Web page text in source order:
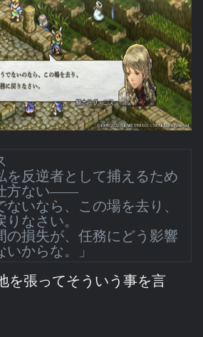
を反逆者として捕えるため
方ない――
いなら、この場を去り、
なさい。
損失が、任務にどう影響
からな。」
を張ってそういう事を言